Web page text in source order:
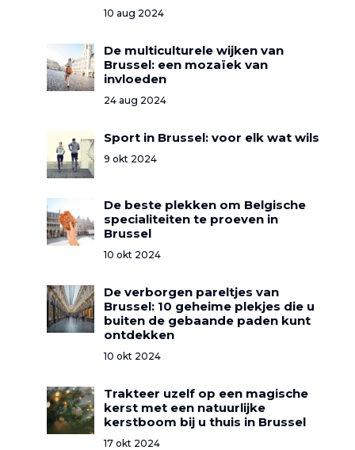
10 aug 2024
De multiculturele wijken van
Brussel: een mozaïek van
invloeden
24 aug 2024
Sport in Brussel: voor elk wat wils
9 okt 2024
De beste plekken om Belgische
specialiteiten te proeven in
Brussel
10 okt 2024
De verborgen pareltjes van
Brussel: 10 geheime plekjes die u
buiten de gebaande paden kunt
ontdekken
10 okt 2024
Trakteer uzelf op een magische
kerst met een natuurlijke
kerstboom bij u thuis in Brussel
17 okt 2024